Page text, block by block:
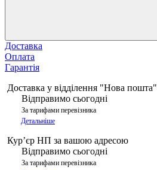
Доставка
Оплата
Гарантія
Доставка у відділення "Нова пошта"
Відправимо сьогодні
За тарифами перевізника
Детальніше
Курʼєр НП за вашою адресою
Відправимо сьогодні
За тарифами перевізника